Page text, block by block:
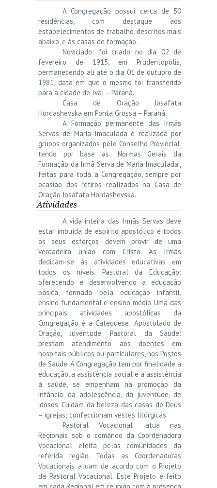
A Congregação possui cerca de 50
residências, com destaque aos
estabelecimentos de trabalho, descritos mais
abaixo, e às casas de formação.
Noviciado: foi criado no dia 02 de
fevereiro de 1915, em Prudentópolis,
permanecendo ali até o dia 01 de outubro de
1981, data em que o mesmo foi transferido
para a cidade de Ivaí – Paraná.
Casa de Oração Josafata
Hordashevska em Ponta Grossa – Paraná.
A Formação permanente das Irmãs
Servas de Maria Imaculada é realizada por
grupos organizados pelo Conselho Provincial,
tendo por base as “Normas Gerais da
Formação da Irmã Serva de Maria Imaculada”,
feitas para toda a Congregação, sempre por
ocasião dos retiros realizados na Casa de
Oração Josafata Hordashevska.
Atividades
A vida inteira das Irmãs Servas deve
estar imbuída de espírito apostólico e todos
os seus esforços devem provir de uma
verdadeira união com Cristo. As Irmãs
dedicam-se às atividades educativas em
todos os níveis. Pastoral da Educação:
oferecendo e desenvolvendo a educação
básica, formada pela educação infantil,
ensino fundamental e ensino médio. Uma das
principais atividades apostólicas da
Congregação é a Catequese; Apostolado de
Oração, Juventude. Pastoral da Saúde:
prestam atendimento aos doentes em
hospitais públicos ou particulares, nos Postos
de Saúde. A Congregação tem por finalidade a
educação, a assistência social e a assistência
à saúde, se empenham na promoção da
infância, da adolescência, da juventude, de
idosos. Cuidam da beleza das casas de Deus
– igrejas; confeccionam vestes litúrgicas.
Pastoral Vocacional: atua nas
Regionais sob o comando da Coordenadora
Vocacional eleita pelas comunidades da
referida região. Todas as Coordenadoras
Vocacionais atuam de acordo com o Projeto
da Pastoral Vocacional. Este Projeto é feito